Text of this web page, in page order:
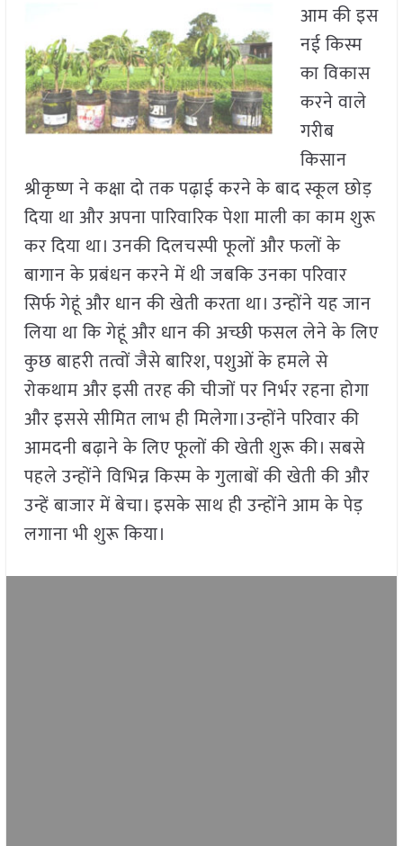
आम की इस
नई किस्म
का विकास
करने वाले
गरीब
किसान
श्रीकृष्ण ने कक्षा दो तक पढ़ाई करने के बाद स्कूल छोड़
दिया था और अपना पारिवारिक पेशा माली का काम शुरू
कर दिया था। उनकी दिलचस्पी फूलों और फलों के
बागान के प्रबंधन करने में थी जबकि उनका परिवार
सिर्फ गेहूं और धान की खेती करता था। उन्होंने यह जान
लिया था कि गेहूं और धान की अच्छी फसल लेने के लिए
कुछ बाहरी तत्वों जैसे बारिश,पशुओं के हमले से
रोकथाम और इसी तरह की चीजों पर निर्भर रहना होगा
और इससे सीमित लाभ ही मिलेगा।उन्होंने परिवार की
आमदनी बढ़ाने के लिए फूलों की खेती शुरू की। सबसे
पहले उन्होंने विभिन्न किस्म के गुलाबों की खेती की और
उन्हें बाजार में बेचा। इसके साथ ही उन्होंने आम के पेड़
लगाना भी शुरू किया।